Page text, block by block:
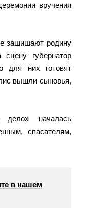
вручения
защищают родину
губернатор
для них готовят
вышли сыновья,
началась
спасателям,
в нашем